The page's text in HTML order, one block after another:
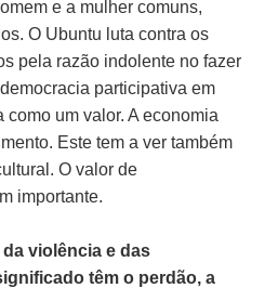
e a mulher comuns,
O Ubuntu luta contra os
pela razão indolente no fazer
participativa em
como um valor. A economia
Este tem a ver também
O valor de
importante.
da violência e das
têm o perdão, a